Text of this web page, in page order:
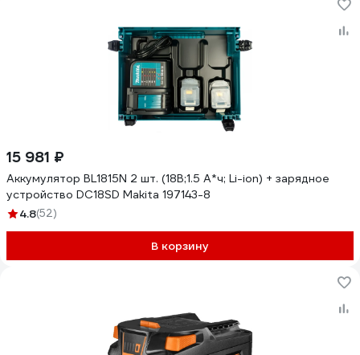
15 981 ₽
Аккумулятор BL1815N 2 шт. (18В;1.5 А*ч; Li-ion) + зарядное
устройство DC18SD Makita 197143-8
4.8(52)
В корзину